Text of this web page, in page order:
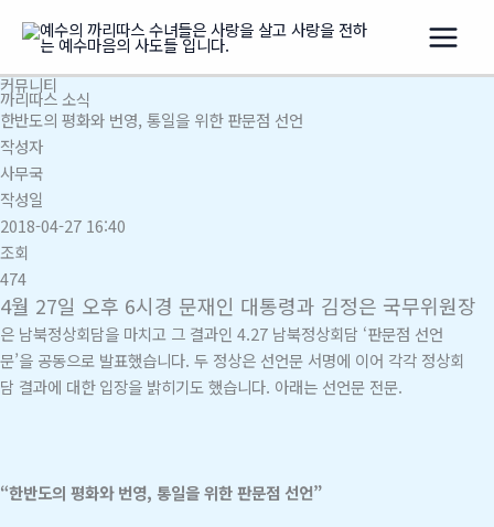
로
건
너
뛰
기
커뮤니티
까리따스 소식
한반도의 평화와 번영, 통일을 위한 판문점 선언
작성자
사무국
작성일
2018-04-27 16:40
조회
474
4월 27일 오후 6시경 문재인 대통령과 김정은 국무위원장
은 남북정상회담을 마치고 그 결과인 4.27 남북정상회담 ‘판문점 선언
문’을 공동으로 발표했습니다. 두 정상은 선언문 서명에 이어 각각 정상회
담 결과에 대한 입장을 밝히기도 했습니다. 아래는 선언문 전문.​
“한반도의 평화와 번영, 통일을 위한 판문점 선언”